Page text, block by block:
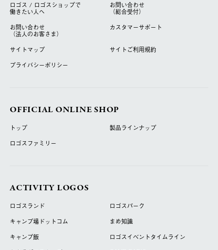
ロゴス / ロゴスショップで
働きたい人へ
お問い合わせ
（総合受付）
お問い合わせ
（法人のお客さま）
カスタマーサポート
サイトマップ
サイトご利用規約
プライバシーポリシー
OFFICIAL ONLINE SHOP
トップ
製品ラインナップ
ロゴスファミリー
ACTIVITY LOGOS
ロゴスランド
ロゴスパーク
キャンプ場ドットコム
まめ知識
キャンプ飯
ロゴスイベントタイムライン